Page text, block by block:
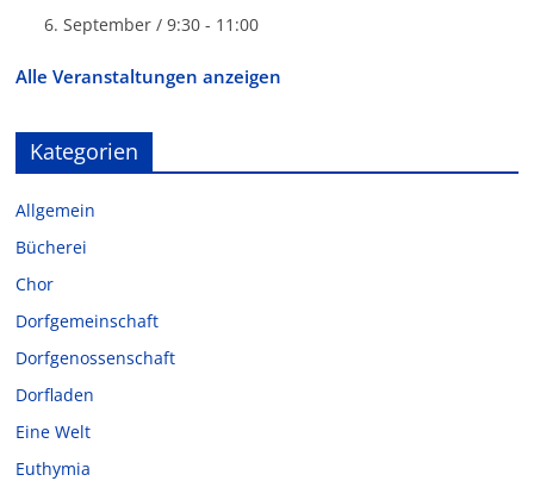
6. September / 9:30 - 11:00
Alle Veranstaltungen anzeigen
Kategorien
Allgemein
Bücherei
Chor
Dorfgemeinschaft
Dorfgenossenschaft
Dorfladen
Eine Welt
Euthymia